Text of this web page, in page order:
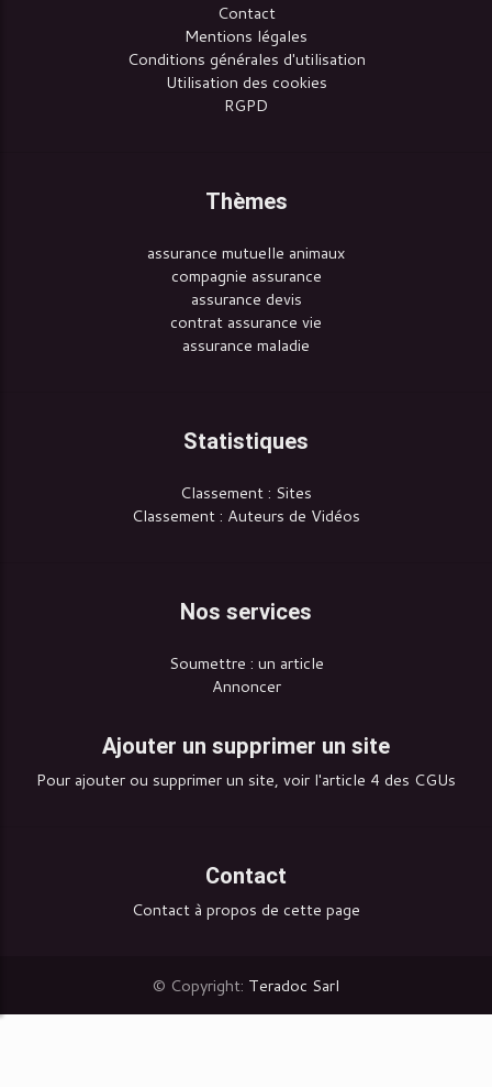
Contact
Mentions légales
Conditions générales d'utilisation
Utilisation des cookies
RGPD
Thèmes
assurance mutuelle animaux
compagnie assurance
assurance devis
contrat assurance vie
assurance maladie
Statistiques
Classement : Sites
Classement : Auteurs de Vidéos
Nos services
Soumettre : un article
Annoncer
Ajouter un supprimer un site
Pour ajouter ou supprimer un site, voir l'article 4 des CGUs
Contact
Contact à propos de cette page
© Copyright: Teradoc Sarl